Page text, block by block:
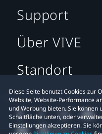
Diese Seite benutzt Cookies zur
Website, Website-Performance
und Werbung bieten. Sie können
Schaltfläche unten, oder
Einstellungen akzeptieren. Sie
Support
Über VIVE
Standort